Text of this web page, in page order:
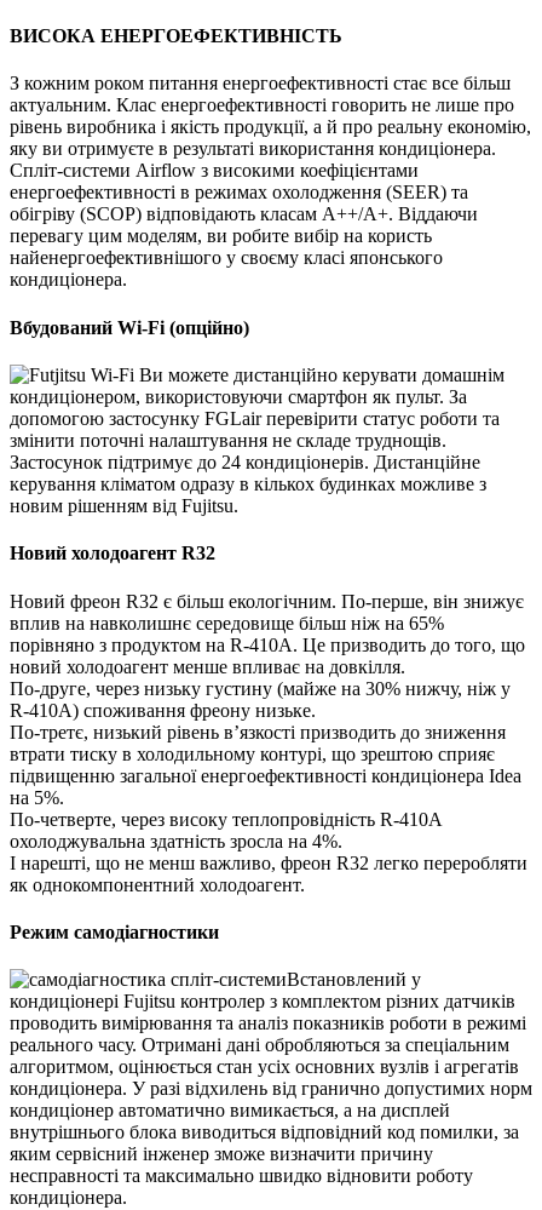
ВИСОКА ЕНЕРГОЕФЕКТИВНІСТЬ
З кожним роком питання енергоефективності стає все більш
актуальним. Клас енергоефективності говорить не лише про
рівень виробника і якість продукції, а й про реальну економію,
яку ви отримуєте в результаті використання кондиціонера.
Спліт-системи Airflow з високими коефіцієнтами
енергоефективності в режимах охолодження (SEER) та
обігріву (SCOP) відповідають класам А++/А+. Віддаючи
перевагу цим моделям, ви робите вибір на користь
найенергоефективнішого у своєму класі японського
кондиціонера.
Вбудований Wi-Fi (опційно)
Ви можете дистанційно керувати домашнім
кондиціонером, використовуючи смартфон як пульт. За
допомогою застосунку FGLair перевірити статус роботи та
змінити поточні налаштування не складе труднощів.
Застосунок підтримує до 24 кондиціонерів. Дистанційне
керування кліматом одразу в кількох будинках можливе з
новим рішенням від Fujitsu.
Новий холодоагент R32
Новий фреон R32 є більш екологічним. По-перше, він знижує
вплив на навколишнє середовище більш ніж на 65%
порівняно з продуктом на R-410A. Це призводить до того, що
новий холодоагент менше впливає на довкілля.
По-друге, через низьку густину (майже на 30% нижчу, ніж у
R-410A) споживання фреону низьке.
По-третє, низький рівень в’язкості призводить до зниження
втрати тиску в холодильному контурі, що зрештою сприяє
підвищенню загальної енергоефективності кондиціонера Idea
на 5%.
По-четверте, через високу теплопровідність R-410A
охолоджувальна здатність зросла на 4%.
І нарешті, що не менш важливо, фреон R32 легко переробляти
як однокомпонентний холодоагент.
Режим самодіагностики
Встановлений у
кондиціонері Fujitsu контролер з комплектом різних датчиків
проводить вимірювання та аналіз показників роботи в режимі
реального часу. Отримані дані обробляються за спеціальним
алгоритмом, оцінюється стан усіх основних вузлів і агрегатів
кондиціонера. У разі відхилень від гранично допустимих норм
кондиціонер автоматично вимикається, а на дисплей
внутрішнього блока виводиться відповідний код помилки, за
яким сервісний інженер зможе визначити причину
несправності та максимально швидко відновити роботу
кондиціонера.